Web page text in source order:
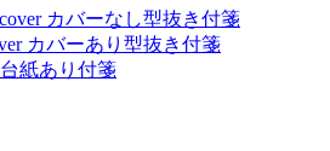
カバーなし型抜き付箋
カバーあり型抜き付箋
台紙あり付箋